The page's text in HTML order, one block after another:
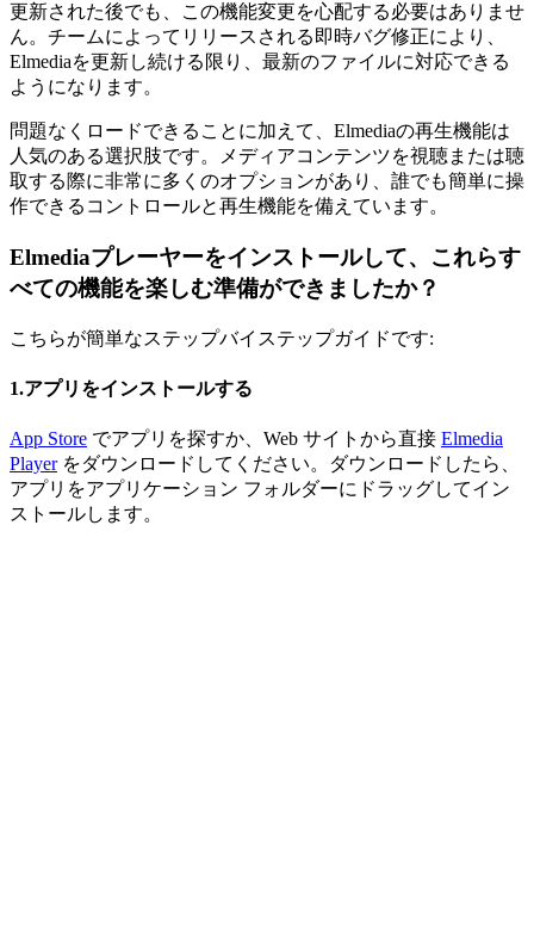
更新された後でも、この機能変更を心配する必要はありませ
ん。チームによってリリースされる即時バグ修正により、
Elmediaを更新し続ける限り、最新のファイルに対応できる
ようになります。
問題なくロードできることに加えて、Elmediaの再生機能は
人気のある選択肢です。メディアコンテンツを視聴または聴
取する際に非常に多くのオプションがあり、誰でも簡単に操
作できるコントロールと再生機能を備えています。
Elmediaプレーヤーをインストールして、これらす
べての機能を楽しむ準備ができましたか？
こちらが簡単なステップバイステップガイドです:
1.アプリをインストールする
App Store でアプリを探すか、Web サイトから直接 Elmedia
Playerをダウンロードしてください。ダウンロードしたら、
アプリをアプリケーション フォルダーにドラッグしてイン
ストールします。